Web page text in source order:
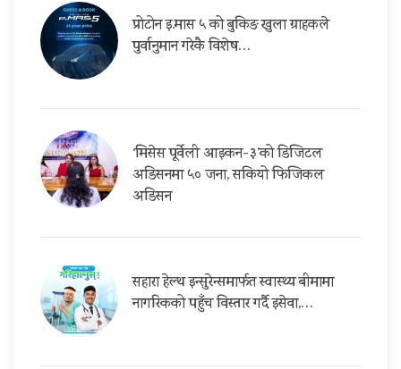
प्रोटोन इ.मास ५ को बुकिङ खुला ग्राहकले
पुर्वानुमान गरेकै विशेष…
‘मिसेस पूर्वेली आइकन-३’को डिजिटल
अडिसनमा ५० जना, सकियो फिजिकल
अडिसन
सहारा हेल्थ इन्सुरेन्समार्फत स्वास्थ्य बीमामा
नागरिकको पहुँच विस्तार गर्दै इसेवा,…